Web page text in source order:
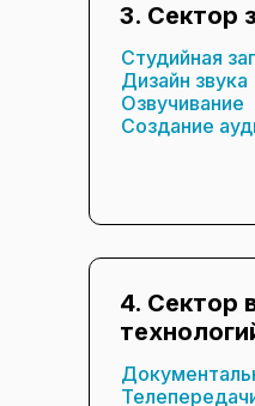
3. Сектор
Студийная
Дизайн звука
Озвучивание
Создание
4. Сектор